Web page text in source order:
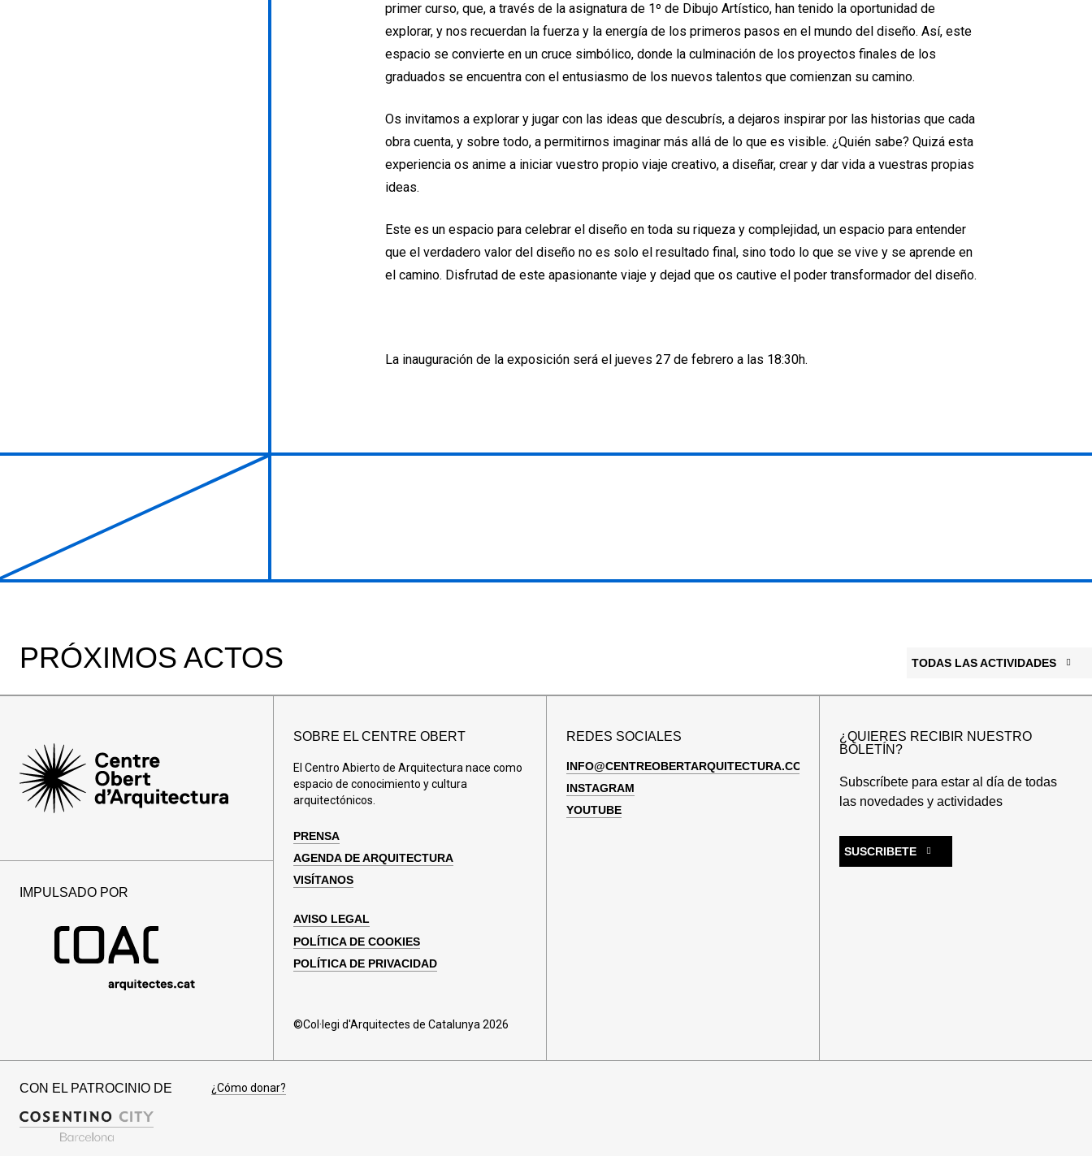
primer curso, que, a través de la asignatura de 1º de Dibujo Artístico, han tenido la oportunidad de
explorar, y nos recuerdan la fuerza y la energía de los primeros pasos en el mundo del diseño. Así, este
espacio se convierte en un cruce simbólico, donde la culminación de los proyectos finales de los
graduados se encuentra con el entusiasmo de los nuevos talentos que comienzan su camino.
Os invitamos a explorar y jugar con las ideas que descubrís, a dejaros inspirar por las historias que cada
obra cuenta, y sobre todo, a permitirnos imaginar más allá de lo que es visible. ¿Quién sabe? Quizá esta
experiencia os anime a iniciar vuestro propio viaje creativo, a diseñar, crear y dar vida a vuestras propias
ideas.
Este es un espacio para celebrar el diseño en toda su riqueza y complejidad, un espacio para entender
que el verdadero valor del diseño no es solo el resultado final, sino todo lo que se vive y se aprende en
el camino. Disfrutad de este apasionante viaje y dejad que os cautive el poder transformador del diseño.
La inauguración de la exposición será el jueves 27 de febrero a las 18:30h.
PRÓXIMOS ACTOS TODAS LAS ACTIVIDADES
IMPULSADO POR
SOBRE EL CENTRE OBERT
El Centro Abierto de Arquitectura nace como
espacio de conocimiento y cultura
arquitectónicos.
PRENSA
AGENDA DE ARQUITECTURA
VISÍTANOS
AVISO LEGAL
POLÍTICA DE COOKIES
POLÍTICA DE PRIVACIDAD
©Col·legi d'Arquitectes de Catalunya 2026
REDES SOCIALES
INFO@CENTREOBERTARQUITECTURA.COM
INSTAGRAM
YOUTUBE
¿QUIERES RECIBIR NUESTRO
BOLETÍN?
Subscríbete para estar al día de todas
las novedades y actividades
SUSCRIBETE
CON EL PATROCINIO DE ¿Cómo donar?